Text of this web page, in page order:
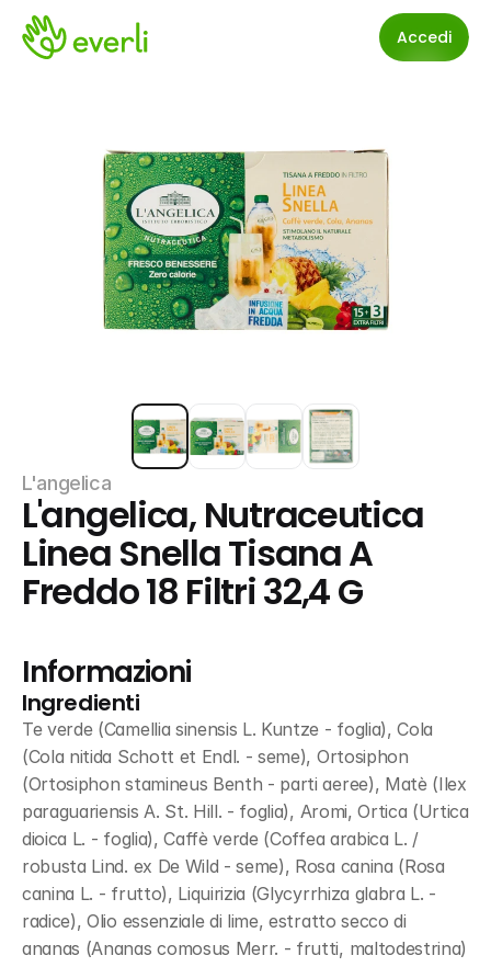
Accedi
L'angelica
L'angelica, Nutraceutica
Linea Snella Tisana A
Freddo 18 Filtri 32,4 G
Informazioni
Ingredienti
Te verde (Camellia sinensis L. Kuntze - foglia), Cola
(Cola nitida Schott et Endl. - seme), Ortosiphon
(Ortosiphon stamineus Benth - parti aeree), Matè (Ilex
paraguariensis A. St. Hill. - foglia), Aromi, Ortica (Urtica
dioica L. - foglia), Caffè verde (Coffea arabica L. /
robusta Lind. ex De Wild - seme), Rosa canina (Rosa
canina L. - frutto), Liquirizia (Glycyrrhiza glabra L. -
radice), Olio essenziale di lime, estratto secco di
ananas (Ananas comosus Merr. - frutti, maltodestrina)